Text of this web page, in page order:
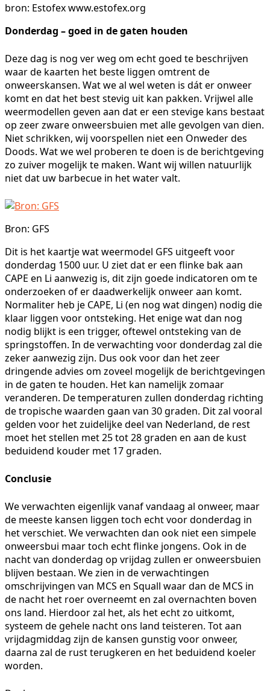
bron: Estofex www.estofex.org
Donderdag – goed in de gaten houden
Deze dag is nog ver weg om echt goed te beschrijven
waar de kaarten het beste liggen omtrent de
onweerskansen. Wat we al wel weten is dát er onweer
komt en dat het best stevig uit kan pakken. Vrijwel alle
weermodellen geven aan dat er een stevige kans bestaat
op zeer zware onweersbuien met alle gevolgen van dien.
Niet schrikken, wij voorspellen niet een Onweder des
Doods. Wat we wel proberen te doen is de berichtgeving
zo zuiver mogelijk te maken. Want wij willen natuurlijk
niet dat uw barbecue in het water valt.
Bron: GFS
Dit is het kaartje wat weermodel GFS uitgeeft voor
donderdag 1500 uur. U ziet dat er een flinke bak aan
CAPE en Li aanwezig is, dit zijn goede indicatoren om te
onderzoeken of er daadwerkelijk onweer aan komt.
Normaliter heb je CAPE, Li (en nog wat dingen) nodig die
klaar liggen voor ontsteking. Het enige wat dan nog
nodig blijkt is een trigger, oftewel ontsteking van de
springstoffen. In de verwachting voor donderdag zal die
zeker aanwezig zijn. Dus ook voor dan het zeer
dringende advies om zoveel mogelijk de berichtgevingen
in de gaten te houden. Het kan namelijk zomaar
veranderen. De temperaturen zullen donderdag richting
de tropische waarden gaan van 30 graden. Dit zal vooral
gelden voor het zuidelijke deel van Nederland, de rest
moet het stellen met 25 tot 28 graden en aan de kust
beduidend kouder met 17 graden.
Conclusie
We verwachten eigenlijk vanaf vandaag al onweer, maar
de meeste kansen liggen toch echt voor donderdag in
het verschiet. We verwachten dan ook niet een simpele
onweersbui maar toch echt flinke jongens. Ook in de
nacht van donderdag op vrijdag zullen er onweersbuien
blijven bestaan. We zien in de verwachtingen
omschrijvingen van MCS en Squall waar dan de MCS in
de nacht het roer overneemt en zal overnachten boven
ons land. Hierdoor zal het, als het echt zo uitkomt,
systeem de gehele nacht ons land teisteren. Tot aan
vrijdagmiddag zijn de kansen gunstig voor onweer,
daarna zal de rust terugkeren en het beduidend koeler
worden.